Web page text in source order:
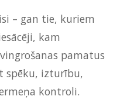
– gan tie, kuriem
kam
pamatus
spēku, izturību,
kontroli.